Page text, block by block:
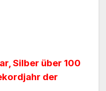
Silber über 100
der